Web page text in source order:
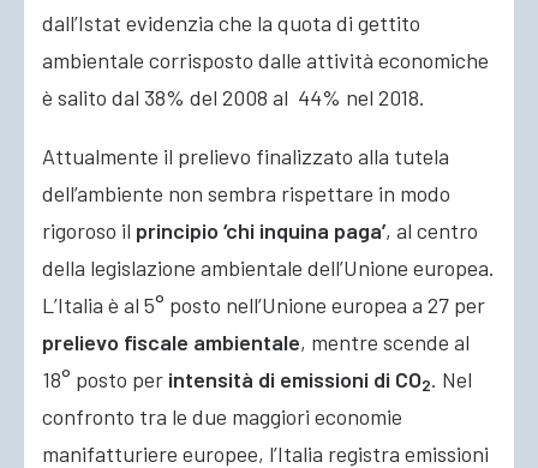
dall’Istat evidenzia che la quota di gettito
ambientale corrisposto dalle attività economiche
è salito dal 38% del 2008 al 44% nel 2018.
Attualmente il prelievo finalizzato alla tutela
dell’ambiente non sembra rispettare in modo
rigoroso il principio ‘chi inquina paga’, al centro
della legislazione ambientale dell’Unione europea.
L’Italia è al 5° posto nell’Unione europea a 27 per
prelievo fiscale ambientale, mentre scende al
18° posto per intensità di emissioni di CO2. Nel
confronto tra le due maggiori economie
manifatturiere europee, l’Italia registra emissioni